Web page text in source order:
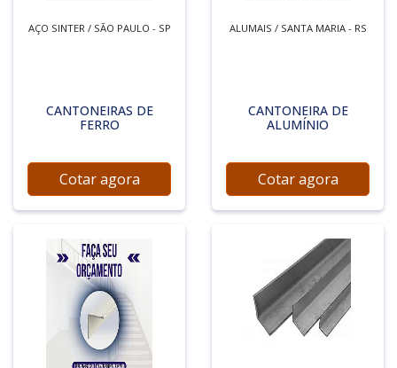
AÇO SINTER / SÃO PAULO - SP
CANTONEIRAS DE
FERRO
Cotar agora
ALUMAIS / SANTA MARIA - RS
CANTONEIRA DE
ALUMÍNIO
Cotar agora